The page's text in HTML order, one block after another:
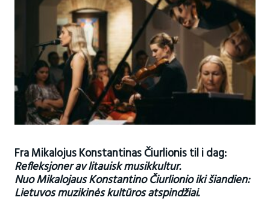
Fra Mikalojus Konstantinas Čiurlionis til i dag:
Refleksjoner av litauisk musikkultur.
Nuo Mikalojaus Konstantino Čiurlionio iki šiandien:
Lietuvos muzikinės kultūros atspindžiai.